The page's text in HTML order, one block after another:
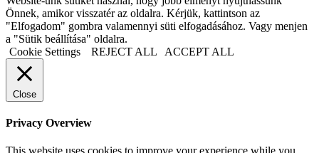
Önnek, amikor visszatér az oldalra. Kérjük, kattintson az
"Elfogadom" gombra valamennyi süti elfogadásához. Vagy menjen
a "Sütik beállítása" oldalra.
Cookie Settings
REJECT ALL ACCEPT ALL
Close
Privacy Overview